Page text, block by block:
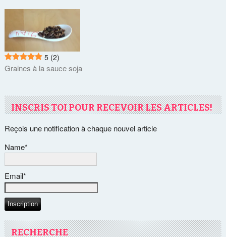
5 (2)
Graines à la sauce soja
INSCRIS TOI POUR RECEVOIR LES ARTICLES!
Reçois une notification à chaque nouvel article
Name*
Email*
RECHERCHE